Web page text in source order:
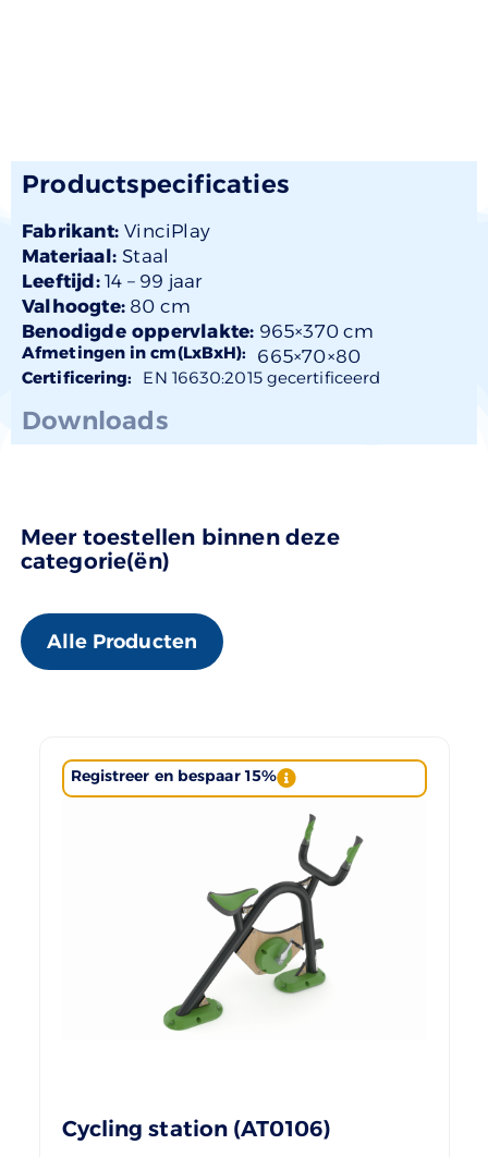
Productspecificaties
Fabrikant:VinciPlay
Materiaal:Staal
Leeftijd:14 – 99 jaar
Valhoogte: 80 cm
Benodigde oppervlakte: 965×370 cm
Afmetingen in cm(LxBxH): 665×70×80
Certificering: EN 16630:2015 gecertificeerd
Downloads
Meer toestellen binnen deze
categorie(ën)
Alle Producten
Registreer en bespaar 15%
Cycling station (AT0106)